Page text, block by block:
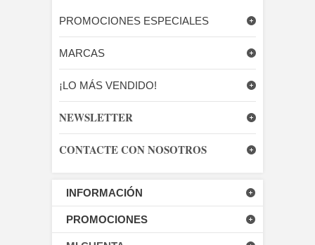
PROMOCIONES ESPECIALES
MARCAS
¡LO MÁS VENDIDO!
NEWSLETTER
CONTACTE CON NOSOTROS
INFORMACIÓN
PROMOCIONES